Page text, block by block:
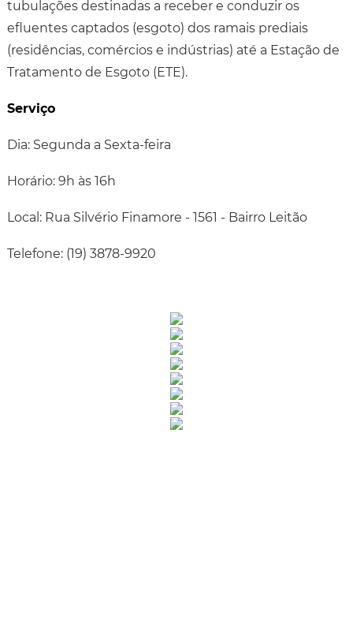
tubulações destinadas a receber e conduzir os
efluentes captados (esgoto) dos ramais prediais
(residências, comércios e indústrias) até a Estação de
Tratamento de Esgoto (ETE).
Serviço
Dia: Segunda a Sexta-feira
Horário: 9h às 16h
Local: Rua Silvério Finamore - 1561 - Bairro Leitão
Telefone: (19) 3878-9920